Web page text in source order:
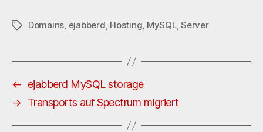
Schlagwörter
Domains, ejabberd, Hosting, MySQL,Server
←
ejabberd MySQL storage
→
Transports auf Spectrum migriert